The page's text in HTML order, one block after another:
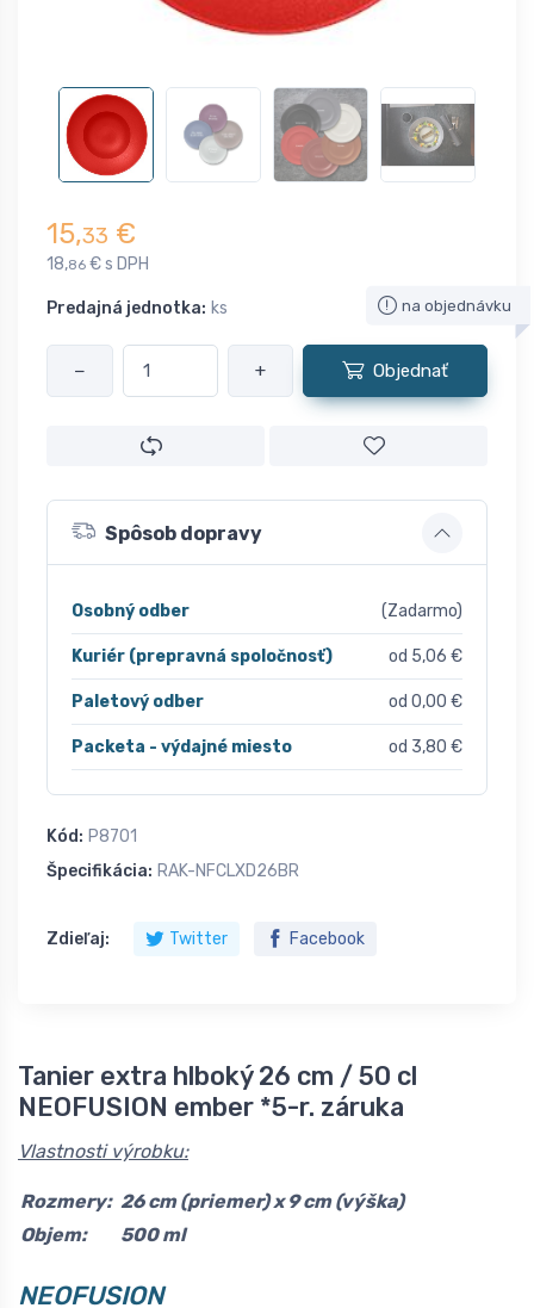
15,33 €
18,86 € s DPH
Predajná jednotka: ks na objednávku
− + Objednať
Spôsob dopravy
Osobný odber (Zadarmo)
Kuriér (prepravná spoločnosť) od 5,06 €
Paletový odber od 0,00 €
Packeta - výdajné miesto od 3,80 €
Kód: P8701
Špecifikácia: RAK-NFCLXD26BR
Zdieľaj: Twitter Facebook
Tanier extra hlboký 26 cm / 50 cl
NEOFUSION ember *5-r. záruka
Vlastnosti výrobku:
Rozmery: 26 cm (priemer) x 9 cm (výška)
Objem:
500 ml
NEOFUSION